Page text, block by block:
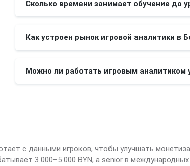
Сколько времени занимает обучение до
Как устроен рынок игровой аналитики в
Можно ли работать игровым аналитиком
с данными игроков, чтобы улучшать
3 000–5 000 BYN, а senior в